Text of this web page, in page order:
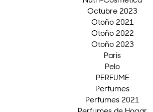
Octubre 2023
Otoño 2021
Otoño 2022
Otoño 2023
Paris
Pelo
PERFUME
Perfumes
Perfumes 2021